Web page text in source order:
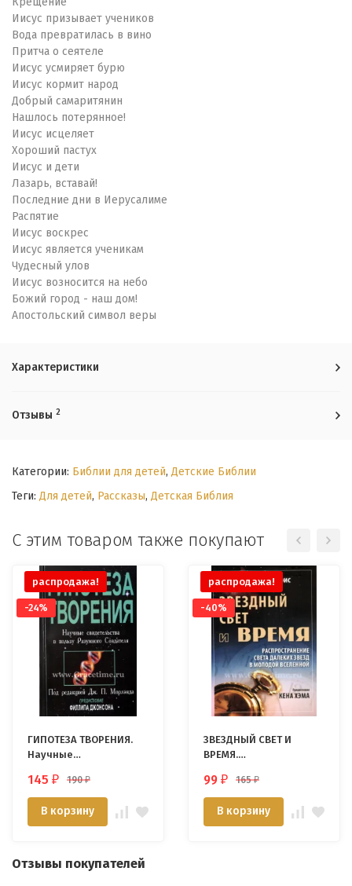
Иисус призывает учеников
Вода превратилась в вино
Притча о сеятеле
Иисус усмиряет бурю
Иисус кормит народ
Добрый самаритянин
Нашлось потерянное!
Иисус исцеляет
Хороший пастух
Иисус и дети
Лазарь, вставай!
Последние дни в Иерусалиме
Распятие
Иисус воскрес
Иисус является ученикам
Чудесный улов
Иисус возносится на небо
Божий город - наш дом!
Апостольский символ веры
Характеристики
Отзывы 2
Категории: Библии для детей, Детские Библии
Теги: Для детей, Рассказы, Детская Библия
С этим товаром также покупают
распродажа!
-24%
ГИПОТЕЗА ТВОРЕНИЯ.
Научные
пользу Разумного
Создателя. Дж. П.
Морлэнд и др.
145 ₽ 190₽
В корзину
распродажа!
-40%
ЗВЕЗДНЫЙ СВЕТ И
ВРЕМЯ.
света далеких звезд в
молодой вселенной.
Рассел Хамфри
99 ₽ 165₽
В корзину
Отзывы покупателей